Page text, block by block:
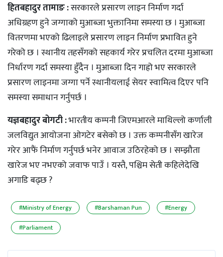
हितबहादुर तामाङ :सरकारले प्रसारण लाइन निर्माण गर्दा
अधिग्रहण हुने जग्गाको मुआब्जा भुक्तानिमा समस्या छ । मुआब्जा
वितरणमा भएको ढिलाइले प्रसारण लाइन निर्माण प्रभावित हुने
गरेको छ । स्थानीय तहसँगको सहकार्य गरेर प्रचलित दरमा मुआब्जा
निर्धारण गर्दा समस्या हुँदैन । मुआब्जा दिन गाह्रो भए सरकारले
प्रसारण लाइनमा जग्गा पर्ने स्थानीयलाई सेयर स्वामित्व दिएर पनि
समस्या समाधान गर्नुपर्छ ।
यज्ञबहादुर बोगटी :भारतीय कम्पनी जिएमआरले माथिल्लो कर्णाली
जलविद्युत आयोजना ओगटेर बसेको छ । उक्त कम्पनीसँग खारेज
गरेर आफैं निर्माण गर्नुपर्छ भनेर आवाज उठिरहेको छ । सम्झौता
खारेज भए नभएको जवाफ पाउँ । यस्तै, पश्चिम सेती कहिलेदेखि
अगाडि बढ्छ ?
#Ministry of Energy #Barshaman Pun
#Energy
#Parliament